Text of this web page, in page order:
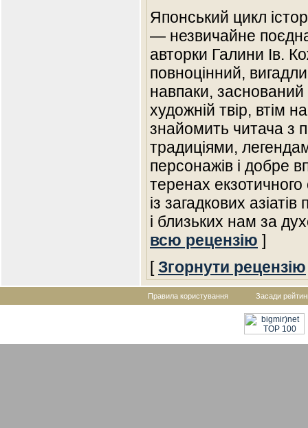
Японський цикл
— незвичайне
авторки Галини Ів.
повноцінний,
навпаки,
художній твір, втім
знайомить читача з
традиціями,
персонажів і добре
теренах екзотичного
із загадкових
і близьких нам за
всю рецензію ]
[Згорнути рецензію
Правила користування Засади